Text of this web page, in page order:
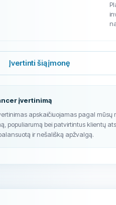
Įvertinti šią įmonę
įvertinimą
apskaičiuojamas pagal
populiarumą bei patvirtintus klientų
ir nešališką apžvalgą.